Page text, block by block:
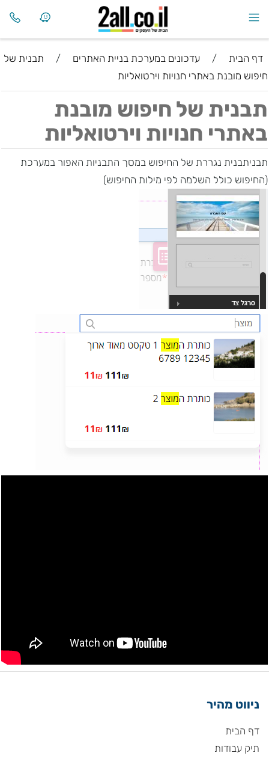
דף הבית / עדכונים במערכת בניית האתרים /
תבנית של
חיפוש מובנת באתרי חנויות וירטואליות
תבנית של חיפוש מובנת
באתרי חנויות וירטואליות
תבניתבנית נגררת של החיפוש במסך התבניות האפור במערכת
(החיפוש כולל השלמה לפי מילות החיפוש)
ניווט מהיר
דף הבית
תיק עבודות